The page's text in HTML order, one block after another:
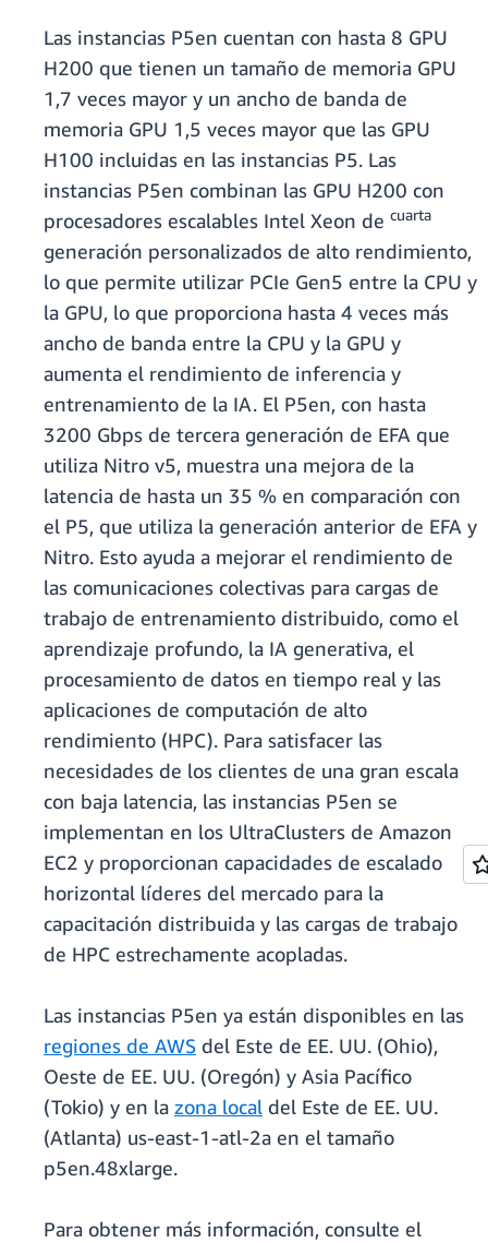
Las instancias P5en cuentan con hasta 8 GPU
H200 que tienen un tamaño de memoria GPU
1,7 veces mayor y un ancho de banda de
memoria GPU 1,5 veces mayor que las GPU
H100 incluidas en las instancias P5. Las
instancias P5en combinan las GPU H200 con
procesadores escalables Intel Xeon de cuarta
generación personalizados de alto rendimiento,
lo que permite utilizar PCIe Gen5 entre la CPU y
la GPU, lo que proporciona hasta 4 veces más
ancho de banda entre la CPU y la GPU y
aumenta el rendimiento de inferencia y
entrenamiento de la IA. El P5en, con hasta
3200 Gbps de tercera generación de EFA que
utiliza Nitro v5, muestra una mejora de la
latencia de hasta un 35 % en comparación con
el P5, que utiliza la generación anterior de EFA y
Nitro. Esto ayuda a mejorar el rendimiento de
las comunicaciones colectivas para cargas de
trabajo de entrenamiento distribuido, como el
aprendizaje profundo, la IA generativa, el
procesamiento de datos en tiempo real y las
aplicaciones de computación de alto
rendimiento (HPC). Para satisfacer las
necesidades de los clientes de una gran escala
con baja latencia, las instancias P5en se
implementan en los UltraClusters de Amazon
EC2 y proporcionan capacidades de escalado
horizontal líderes del mercado para la
capacitación distribuida y las cargas de trabajo
de HPC estrechamente acopladas.
Las instancias P5en ya están disponibles en las
regiones de AWS del Este de EE. UU. (Ohio),
Oeste de EE. UU. (Oregón) y Asia Pacífico
(Tokio) y en la zona local del Este de EE. UU.
(Atlanta) us-east-1-atl-2a en el tamaño
p5en.48xlarge.
Para obtener más información, consulte el